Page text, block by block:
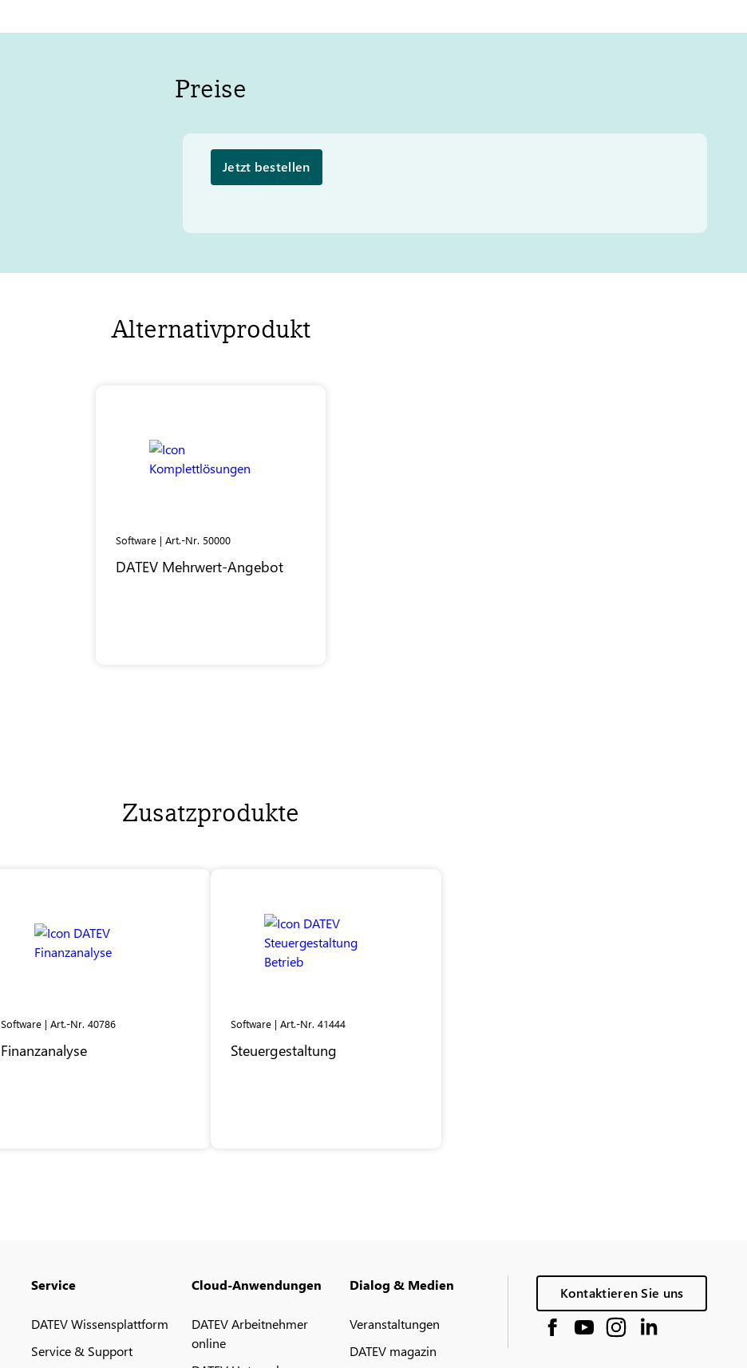
Preise
Jetzt bestellen
Alternativprodukt
Software | Art.-Nr. 50000
DATEVMehrwert-Angebot
Zusatzprodukte
Software | Art.-Nr. 40786
Finanzanalyse
Software | Art.-Nr. 41444
Steuergestaltung
Service
DATEV Wissensplattform
Service & Support
Cloud-Anwendungen
DATEV Arbeitnehmer
online
Dialog & Medien
Veranstaltungen
DATEV magazin
Kontaktieren Sie uns